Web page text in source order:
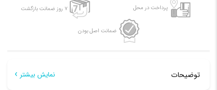
پرداخت در محل ۷ روز ضمانت بازگشت
ضمانت اصل بودن
توضیحات نمایش بیشتر